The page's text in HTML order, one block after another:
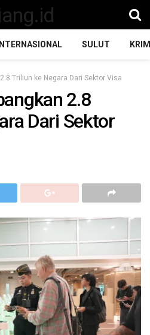
INTERNASIONAL SULUT
Triliun ke Negara Dari Sektor Visa
2.8
Dari Sektor